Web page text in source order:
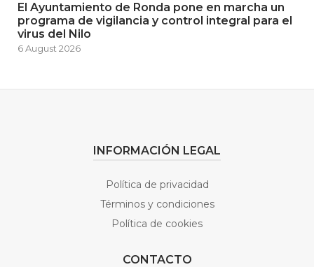
El Ayuntamiento de Ronda pone en marcha un
programa de vigilancia y control integral para el
virus del Nilo
6 August 2026
INFORMACIÓN LEGAL
Política de privacidad
Términos y condiciones
Política de cookies
CONTACTO